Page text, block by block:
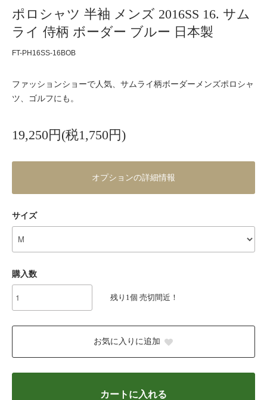
ポロシャツ 半袖 メンズ 2016SS 16. サム
ライ 侍柄 ボーダー ブルー 日本製
FT-PH16SS-16BOB
ファッションショーで人気、サムライ柄ボーダーメンズポロシャ
ツ、ゴルフにも。
19,250円(税1,750円)
オプションの詳細情報
サイズ
購入数
残り1個 売切間近！
お気に入りに追加
カートに入れる